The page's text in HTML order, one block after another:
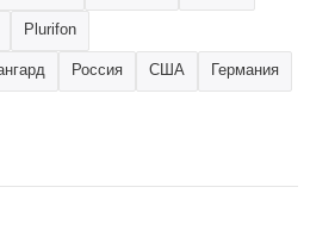
Plurifon
Россия США Германия